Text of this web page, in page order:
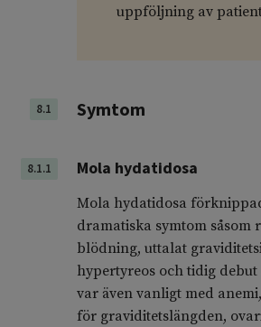
uppföljning av
8.1 Symtom
8.1.1 Mola hydatidosa
Mola hydatidosa
dramatiska symtom såsom
blödning, uttalat
hypertyreos och tidig
var även vanligt med
för graviditetslängden,